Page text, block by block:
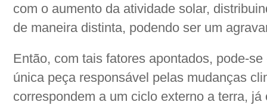
com o aumento da atividade solar,
de maneira distinta, podendo ser um
Então, com tais fatores apontados, pode-
única peça responsável pelas mudanças
correspondem a um ciclo externo a terra,